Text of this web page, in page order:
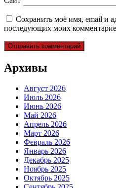
Сохранить моё имя, email и
последующих моих
Архивы
Август 2026
Июль 2026
Июнь 2026
Май 2026
Апрель 2026
Март 2026
Февраль 2026
Январь 2026
Декабрь 2025
Ноябрь 2025
Октябрь 2025